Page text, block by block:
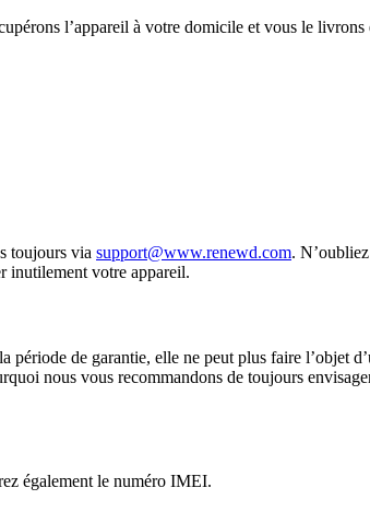
l’appareil à votre domicile et vous le livrons
toujours via support@www.renewd.com.
inutilement votre appareil.
de garantie, elle ne peut plus faire l’objet
nous vous recommandons de toujours
également le numéro IMEI.